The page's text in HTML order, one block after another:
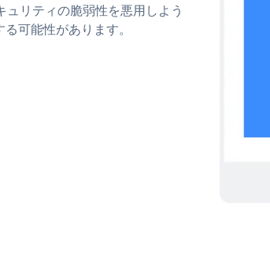
リティの脆弱性を悪用しよう
可能性があります。